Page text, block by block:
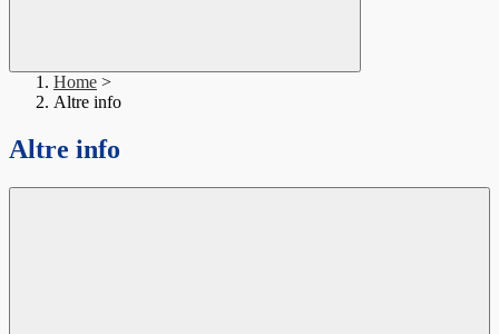
Home >
Altre info
Altre info